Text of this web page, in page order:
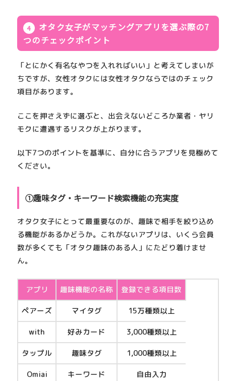
オタク女子がマッチングアプリを選ぶ際の7
つのチェックポイント
「とにかく有名なやつを入れればいい」と考えてしまいが
ちですが、 女性オタクには女性オタクならではのチェック
項目があります。
ここを押さえずに選ぶと、出会えないどころか業者・ヤリ
モクに遭遇するリスクが上がります。
以下7つのポイントを基準に、自分に合うアプリを見極めて
ください。
①趣味タグ・キーワード検索機能の充実度
オタク女子にとって最重要なのが、 趣味で相手を絞り込め
る機能があるかどうか。これがないアプリは、いくら会員
数が多くても「オタク趣味のある人」にたどり着けませ
ん。
アプリ 趣味機能の名称
登録できる項目数
ペアーズ
マイタグ
15万種類以上
with
好みカード
3,000種類以上
タップル
趣味タグ
1,000種類以上
Omiai
キーワード
自由入力